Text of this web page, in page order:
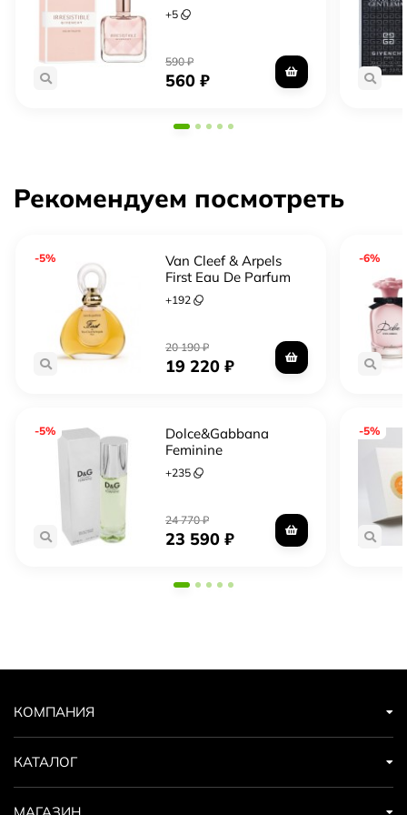
+5
590₽
560₽
Рекомендуем посмотреть
-5%
Van Cleef & Arpels
First Eau De Parfum
+192
20 190₽
19 220₽
-5%
Dolce&Gabbana
Feminine
+235
24 770₽
23 590₽
-6%
-5%
КОМПАНИЯ
КАТАЛОГ